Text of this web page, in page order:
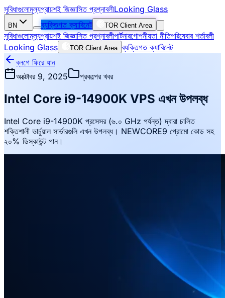
সুবিধাগুলোমূল্যপ্রায়শই জিজ্ঞাসিত প্রশ্নাবলীLooking Glass
BN ব্যক্তিগত ক্যাবিনেট TOR Client Area
সুবিধাগুলোমূল্যপ্রায়শই জিজ্ঞাসিত প্রশ্নাবলীপার্টনারগোপনীয়তা নীতিপরিষেবার শর্তাবলী
Looking Glass
TOR Client Area ব্যক্তিগত ক্যাবিনেট
ব্লগে ফিরে যান
অক্টোবর 9, 2025
প্রকল্পের খবর
Intel Core i9-14900K VPS এখন উপলব্ধ
Intel Core i9-14900K প্রসেসর (৬.০ GHz পর্যন্ত) দ্বারা চালিত
শক্তিশালী ভার্চুয়াল সার্ভারগুলি এখন উপলব্ধ। NEWCORE9 প্রোমো কোড সহ
২০% ডিস্কাউন্ট পান।